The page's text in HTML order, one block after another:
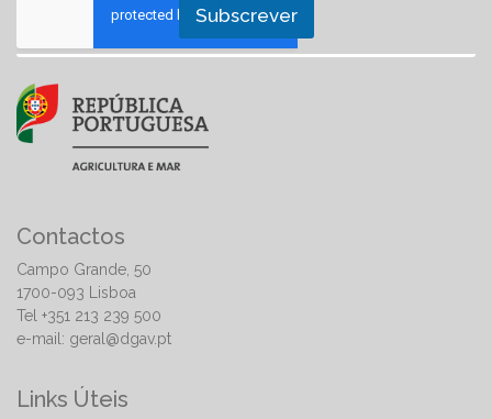
Subscrever
Contactos
Campo Grande, 50
1700-093 Lisboa
Tel +351 213 239 500
e-mail: geral@dgav.pt
Links Úteis